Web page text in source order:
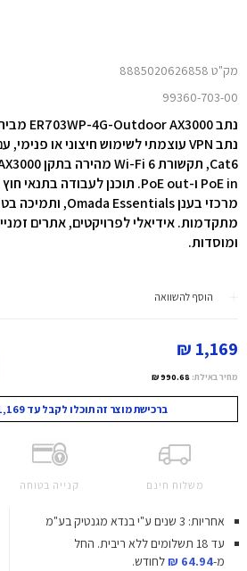
מק"ט 8885020626858
99360-703-00
נתב ER703WP-4G-Outdoor AX3000 מבית TP-Link
מתקדמות. אידיאלי לפרויקטים, אתרים
ומוסדות.
הוסף להשוואה
1,169 ₪
מחיר באילת: 990.68 ₪
ברכישת מוצר זה תוכלו לקבל עד 1,169 נקודות מועדון!
משלוח חינם קנייה בטוחה
אחריות: 3 שנים ע"י בנדא מגנטיק בע"מ
עד 18 תשלומים ללא ריבית.
החל
מ-64.94 ₪
לחודש.